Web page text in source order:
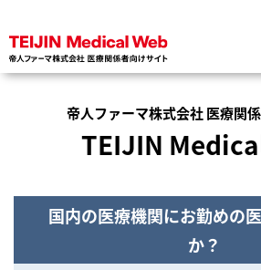
帝人ファーマ株式会社 医療関
TEIJIN
国内の医療機関にお勤めの
か？